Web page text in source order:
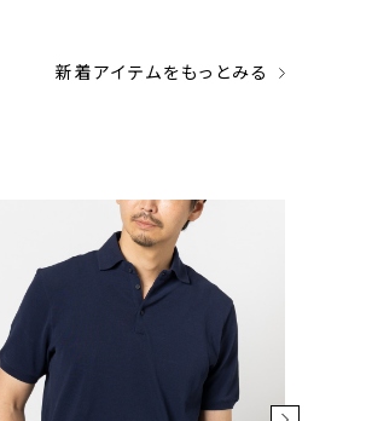
新着アイテムをもっとみる